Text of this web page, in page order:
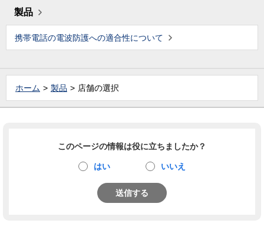
製品
携帯電話の電波防護への適合性について
ホーム 製品 店舗の選択
このページの情報は役に立ちましたか？
はい いいえ
送信する